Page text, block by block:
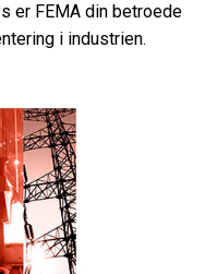
er FEMA din betroede
i industrien.